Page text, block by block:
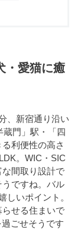
・愛猫に癒
、新宿通り沿い
蔵門」駅・「四
利便性の高さ
。WIC・SIC
間取り設計で
ですね。バル
しいポイント。
せる住まいで
ごせそうです